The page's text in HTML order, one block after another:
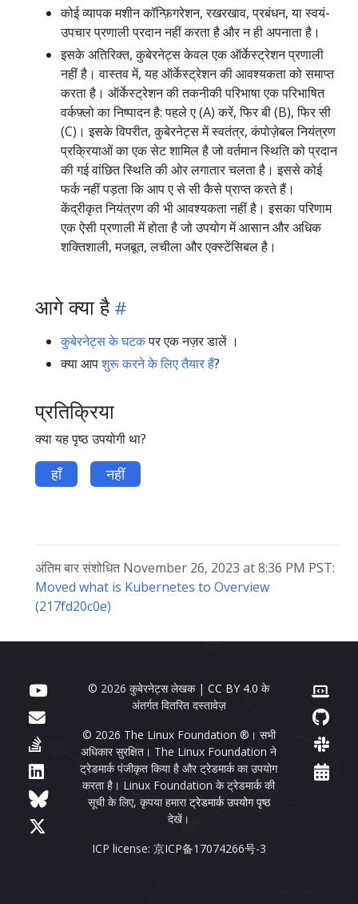
कोई व्यापक मशीन कॉन्फ़िगरेशन, रखरखाव, प्रबंधन, या स्वयं-
उपचार प्रणाली प्रदान नहीं करता है और न ही अपनाता है।
इसके अतिरिक्त, कुबेरनेट्स केवल एक ऑर्केस्ट्रेशन प्रणाली
नहीं है। वास्तव में, यह ऑर्केस्ट्रेशन की आवश्यकता को समाप्त
करता है। ऑर्केस्ट्रेशन की तकनीकी परिभाषा एक परिभाषित
वर्कफ़्लो का निष्पादन है: पहले ए (A) करें, फिर बी (B), फिर सी
(C)। इसके विपरीत, कुबेरनेट्स में स्वतंत्र, कंपोज़ेबल नियंत्रण
प्रक्रियाओं का एक सेट शामिल है जो वर्तमान स्थिति को प्रदान
की गई वांछित स्थिति की ओर लगातार चलता है। इससे कोई
फर्क नहीं पड़ता कि आप ए से सी कैसे प्राप्त करते हैं।
केंद्रीकृत नियंत्रण की भी आवश्यकता नहीं है। इसका परिणाम
एक ऐसी प्रणाली में होता है जो उपयोग में आसान और अधिक
शक्तिशाली, मजबूत, लचीला और एक्स्टेंसिबल है।
आगे क्या है
कुबेरनेट्स के घटकपर एक नज़र डालें ।
क्या आपशुरू करने के लिए तैयार हैं?
प्रतिक्रिया
क्या यह पृष्ठ उपयोगी था?
हाँ नहीं
अंतिम बार संशोधित November 26, 2023 at 8:36 PM PST:
Moved what is Kubernetes to Overview
(217fd20c0e)
© 2026 कुबेरनेट्स लेखक |CC BY 4.0 के
अंतर्गत वितरित दस्तावेज़
© 2026 The Linux Foundation ®। सभी
अधिकार सुरक्षित। The Linux Foundation ने
ट्रेडमार्क पंजीकृत किया है और ट्रेडमार्क का उपयोग
करता है। Linux Foundation के ट्रेडमार्क की
सूची के लिए, कृपया हमाराट्रेडमार्क उपयोग पृष्ठ
देखें।
ICP license: 京ICP备17074266号-3